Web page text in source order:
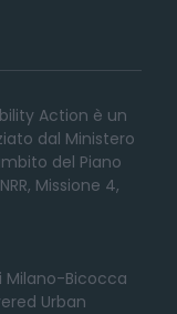
Action è un
dal Ministero
del Piano
Missione 4,
Milano-Bicocca
Urban